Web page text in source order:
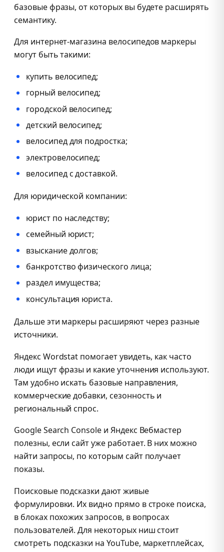
базовые фразы, от которых вы будете расширять
семантику.
Для интернет-магазина велосипедов маркеры
могут быть такими:
купить велосипед;
горный велосипед;
городской велосипед;
детский велосипед;
велосипед для подростка;
электровелосипед;
велосипед с доставкой.
Для юридической компании:
юрист по наследству;
семейный юрист;
взыскание долгов;
банкротство физического лица;
раздел имущества;
консультация юриста.
Дальше эти маркеры расширяют через разные
источники.
Яндекс Wordstat помогает увидеть, как часто
люди ищут фразы и какие уточнения используют.
Там удобно искать базовые направления,
коммерческие добавки, сезонность и
региональный спрос.
Google Search Console и Яндекс Вебмастер
полезны, если сайт уже работает. В них можно
найти запросы, по которым сайт получает
показы.
Поисковые подсказки дают живые
формулировки. Их видно прямо в строке поиска,
в блоках похожих запросов, в вопросах
пользователей. Для некоторых ниш стоит
смотреть подсказки на YouTube, маркетплейсах,